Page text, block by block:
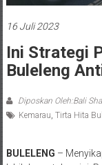
16 Juli 2023
Ini Strategi
Buleleng
Diposkan Oleh:Bali
Kemarau, Tirta Hita
BULELENG –